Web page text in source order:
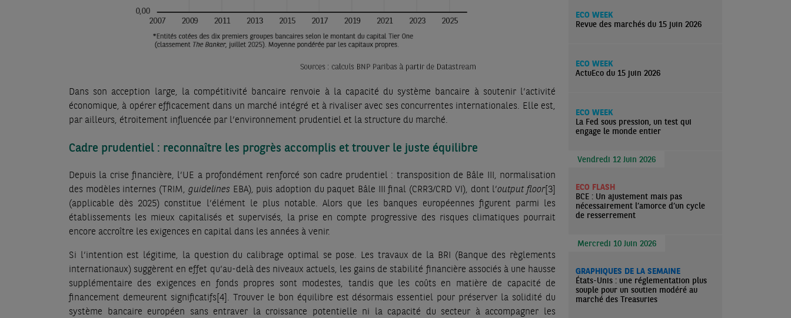
Dans son acception large, la compétitivité bancaire renvoie à la capacité du système bancaire à soutenir l’activité
économique, à opérer efficacement dans un marché intégré et à rivaliser avec ses concurrentes internationales. Elle est,
par ailleurs, étroitement influencée par l’environnement prudentiel et la structure du marché.
Cadre prudentiel : reconnaître les progrès accomplis et trouver le juste équilibre
Depuis la crise financière, l’UE a profondément renforcé son cadre prudentiel : transposition de Bâle III, normalisation
des modèles internes (TRIM, guidelines EBA), puis adoption du paquet Bâle III final (CRR3/CRD VI), dont l’output floor[3]
(applicable dès 2025) constitue l’élément le plus notable. Alors que les banques européennes figurent parmi les
établissements les mieux capitalisés et supervisés, la prise en compte progressive des risques climatiques pourrait
encore accroître les exigences en capital dans les années à venir.
Si l’intention est légitime, la question du calibrage optimal se pose. Les travaux de la BRI (Banque des règlements
internationaux) suggèrent en effet qu’au-delà des niveaux actuels, les gains de stabilité financière associés à une hausse
supplémentaire des exigences en fonds propres sont modestes, tandis que les coûts en matière de capacité de
financement demeurent significatifs[4]. Trouver le bon équilibre est désormais essentiel pour préserver la solidité du
système bancaire européen sans entraver la croissance potentielle ni la capacité du secteur à accompagner les
ECO WEEK
Revue des marchés du 15 juin 2026
ECO WEEK
ActuEco du 15 juin 2026
ECO WEEK
La Fed sous pression, un test qui
engage le monde entier
Vendredi 12 Juin 2026
ECO FLASH
BCE : Un ajustement mais pas
nécessairement l’amorce d’un cycle
de resserrement
Mercredi 10 Juin 2026
GRAPHIQUES DE LA SEMAINE
États-Unis : une réglementation plus
souple pour un soutien modéré au
marché des Treasuries